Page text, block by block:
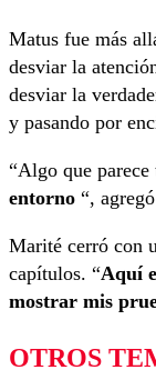
Matus fue más
desviar la
desviar la
y pasando por
“Algo que parece
entorno “,
Marité cerró con
capítulos. “Aquí
mostrar mis
OTROS